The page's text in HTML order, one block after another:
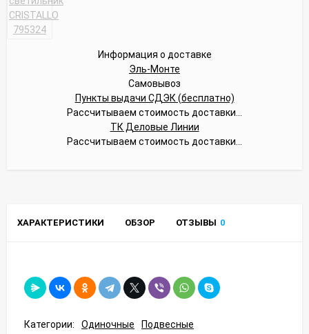
Информация о доставке
Эль-Монте
Самовывоз
Пункты выдачи СДЭК (бесплатно)
Рассчитываем стоимость доставки...
ТК Деловые Линии
Рассчитываем стоимость доставки...
ХАРАКТЕРИСТИКИ ОБЗОР ОТЗЫВЫ 0
Категории: Одиночные Подвесные